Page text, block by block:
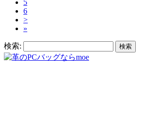
5
6
>
»
検索: